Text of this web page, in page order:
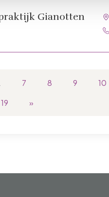
Gianotten
7 8 9 10
19 »